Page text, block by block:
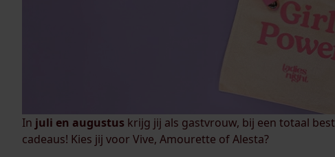
In juli en augustus krijg jij als gastvrouw, bij een totaal
cadeaus! Kies jij voor Vive, Amourette of Alesta?